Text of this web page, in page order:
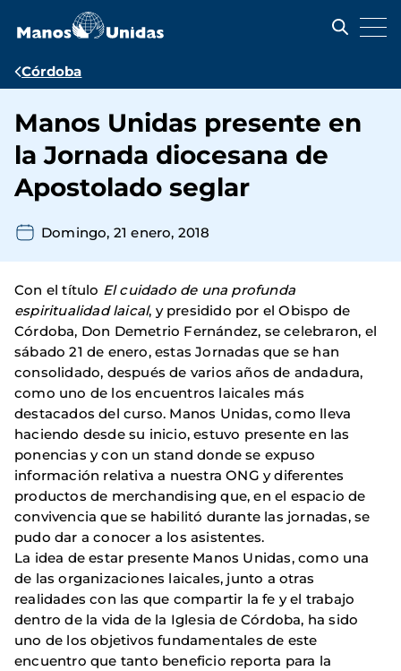
contenido
Ruta
navegación
Córdoba
Manos Unidas presente en
la Jornada diocesana de
Apostolado seglar
Domingo, 21 enero, 2018
Con el título El cuidado de una profunda
espiritualidad laical, y presidido por el Obispo de
Córdoba, Don Demetrio Fernández, se celebraron, el
sábado 21 de enero, estas Jornadas que se han
consolidado, después de varios años de andadura,
como uno de los encuentros laicales más
destacados del curso. Manos Unidas, como lleva
haciendo desde su inicio, estuvo presente en las
ponencias y con un stand donde se expuso
información relativa a nuestra ONG y diferentes
productos de merchandising que, en el espacio de
convivencia que se habilitó durante las jornadas, se
pudo dar a conocer a los asistentes.
La idea de estar presente Manos Unidas, como una
de las organizaciones laicales, junto a otras
realidades con las que compartir la fe y el trabajo
dentro de la vida de la Iglesia de Córdoba, ha sido
uno de los objetivos fundamentales de este
encuentro que tanto beneficio reporta para la